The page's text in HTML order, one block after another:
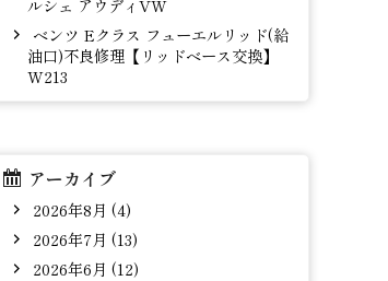
ルシェ アウディVW
ベンツ Eクラス フューエルリッド(給
油口)不良修理【リッドベース交換】
W213
アーカイブ
2026年8月 (4)
2026年7月 (13)
2026年6月 (12)